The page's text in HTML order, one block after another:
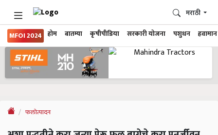
MFOI 2024 होम बातम्या कृषीपीडिया सरकारी योजना पशुधन हवामान
मराठी
फलोत्पादन